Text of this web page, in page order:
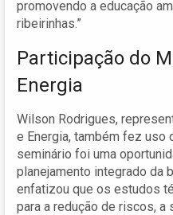
promovendo a educação
ribeirinhas.”
Participação do
Energia
Wilson Rodrigues,
e Energia, também fez uso
seminário foi uma
planejamento integrado da
enfatizou que os estudos
para a redução de riscos, a